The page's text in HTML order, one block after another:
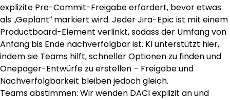
explizite Pre-Commit-Freigabe erfordert, bevor etwas
als „Geplant“ markiert wird. Jeder Jira-Epic ist mit einem
Productboard-Element verlinkt, sodass der Umfang von
Anfang bis Ende nachverfolgbar ist. KI unterstützt hier,
indem sie Teams hilft, schneller Optionen zu finden und
Onepager-Entwürfe zu erstellen – Freigabe und
Nachverfolgbarkeit bleiben jedoch gleich.
Teams abstimmen: Wir wenden DACI explizit an und